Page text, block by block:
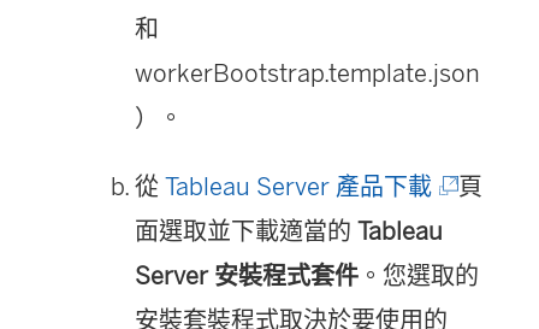
)
和
workerBootstrap.template.json
）。
從 Tableau Server 產品下載(
連
結
在
頁
面選取並下載適當的 Tableau
Server 安裝程式套件 。您選取的
安裝套裝程式取決於要使用的